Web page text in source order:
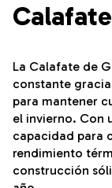
La Calafate de
constante
para mantener
el invierno. Con
capacidad para
rendimiento
construcción